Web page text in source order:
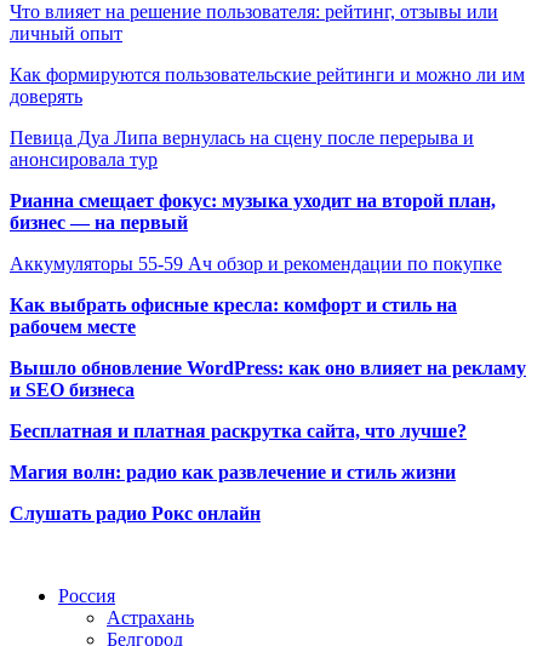
Что влияет на решение пользователя: рейтинг, отзывы или
личный опыт
Как формируются пользовательские рейтинги и можно ли им
доверять
Певица Дуа Липа вернулась на сцену после перерыва и
анонсировала тур
Рианна смещает фокус: музыка уходит на второй план,
бизнес — на первый
Аккумуляторы 55-59 Ач обзор и рекомендации по покупке
Как выбрать офисные кресла: комфорт и стиль на
рабочем месте
Вышло обновление WordPress: как оно влияет на рекламу
и SEO бизнеса
Бесплатная и платная раскрутка сайта, что лучше?
Магия волн: радио как развлечение и стиль жизни
Слушать радио Рокс онлайн
Россия
Астрахань
Белгород